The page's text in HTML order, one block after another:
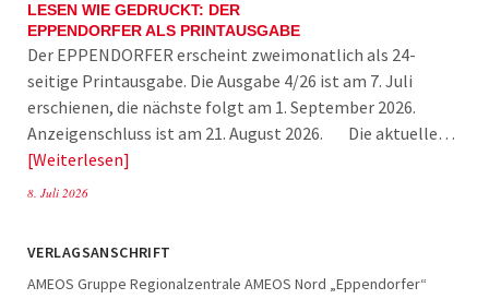
LESEN WIE GEDRUCKT: DER
EPPENDORFER ALS PRINTAUSGABE
Der EPPENDORFER erscheint zweimonatlich als 24-
seitige Printausgabe. Die Ausgabe 4/26 ist am 7. Juli
erschienen, die nächste folgt am 1. September 2026.
Anzeigenschluss ist am 21. August 2026. Die aktuelle…
Weiterlesen
8. Juli 2026
VERLAGSANSCHRIFT
AMEOS Gruppe Regionalzentrale AMEOS Nord „Eppendorfer“